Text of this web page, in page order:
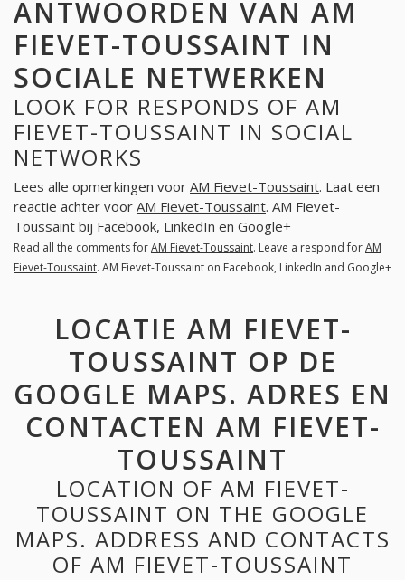
ANTWOORDEN VAN AM
FIEVET-TOUSSAINT IN
SOCIALE NETWERKEN
LOOK FOR RESPONDS OF AM
FIEVET-TOUSSAINT IN SOCIAL
NETWORKS
Lees alle opmerkingen voor AM Fievet-Toussaint. Laat een
reactie achter voor AM Fievet-Toussaint. AM Fievet-
Toussaint bij Facebook, LinkedIn en Google+
Read all the comments forAM Fievet-Toussaint. Leave a respond forAM
Fievet-Toussaint. AM Fievet-Toussaint on Facebook, LinkedIn and Google+
LOCATIE AM FIEVET-
TOUSSAINT OP DE
GOOGLE MAPS. ADRES EN
CONTACTEN AM FIEVET-
TOUSSAINT
LOCATION OF AM FIEVET-
TOUSSAINT ON THE GOOGLE
MAPS. ADDRESS AND CONTACTS
OF AM FIEVET-TOUSSAINT